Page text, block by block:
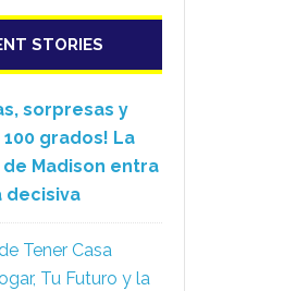
STORIES
sorpresas y
grados! La
Madison entra
decisiva
Tener Casa
Tu Futuro y la